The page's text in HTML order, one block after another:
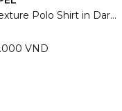
Fine Texture Polo Shirt in Dark Stone
VND